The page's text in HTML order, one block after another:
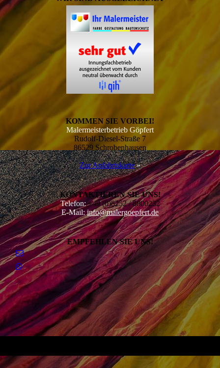
KOMMEN SIE VORBEI!
Malermeisterbetrieb Göpfert
Rudolf-Diesel-Straße 7
86529 Schrobenhausen
Zur Anfahrtskarte»
KONTAKTIEREN SIE UNS!
Telefon: +49 (0)8252 / 8800232
E-Mail:info@malergoepfert.de
EMPFEHLEN SIE UNS!